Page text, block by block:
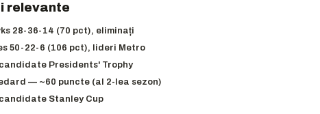
relevante
28-36-14 (70 pct), eliminați
50-22-6 (106 pct), lideri Metro
Presidents' Trophy
— ~60 puncte (al 2-lea sezon)
Stanley Cup